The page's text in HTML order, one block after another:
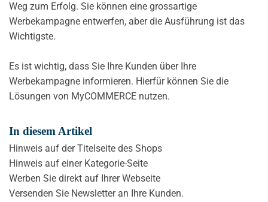
Weg zum Erfolg. Sie können eine grossartige
Werbekampagne entwerfen, aber die Ausführung ist das
Wichtigste.
Es ist wichtig, dass Sie Ihre Kunden über Ihre
Werbekampagne informieren. Hierfür können Sie die
Lösungen von MyCOMMERCE nutzen.
In diesem Artikel
Hinweis auf der Titelseite des Shops
Hinweis auf einer Kategorie-Seite
Werben Sie direkt auf Ihrer Webseite
Versenden Sie Newsletter an Ihre Kunden.